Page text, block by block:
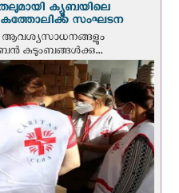
ക്യൂബയിലെ
കത്തോലിക്ക സംഘടന
കുടുംബങ്ങൾക്കു...